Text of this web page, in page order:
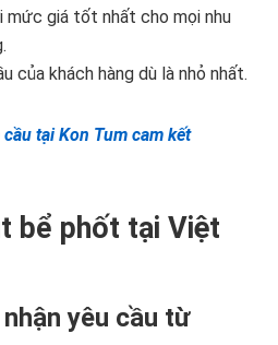
mức giá tốt nhất cho mọi nhu
của khách hàng dù là nhỏ nhất.
tại Kon Tum cam kết
bể phốt tại Việt
yêu cầu từ